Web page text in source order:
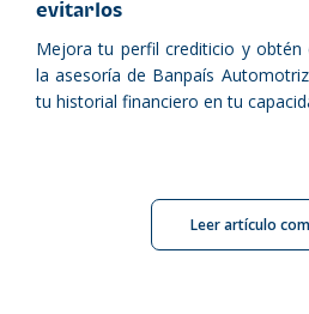
evitarlos
Mejora tu perfil crediticio y obtén
la asesoría de Banpaís
tu historial financiero en tu
Leer artículo